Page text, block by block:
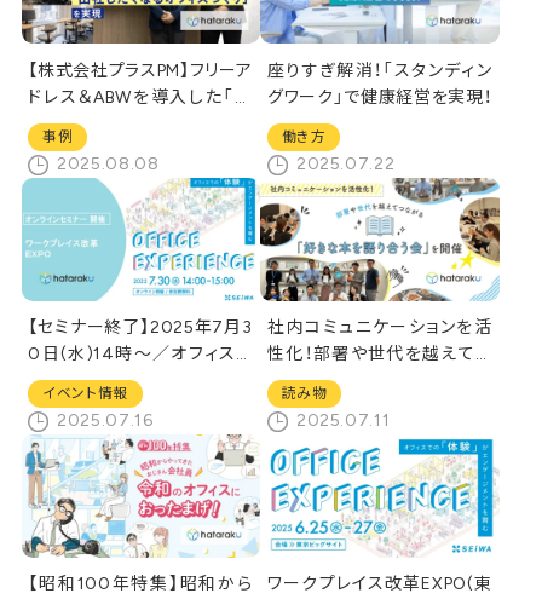
【株式会社プラスPM】フリーア
ドレス＆ABWを導入した「出
社したくなるオフィスづくり」
を実現
事例
2025.08.08
座りすぎ解消！「スタンディン
グワーク」で健康経営を実現！
働き方
2025.07.22
【セミナー終了】2025年7月3
0日(水)14時～／オフィスで
の「体験」がエンゲージメント
を育む
イベント情報
2025.07.16
社内コミュニケーションを活
性化！部署や世代を越えてつ
ながる「好きな本を語り合う
会」を開催
読み物
2025.07.11
【昭和100年特集】昭和から
ワークプレイス改革EXPO(東